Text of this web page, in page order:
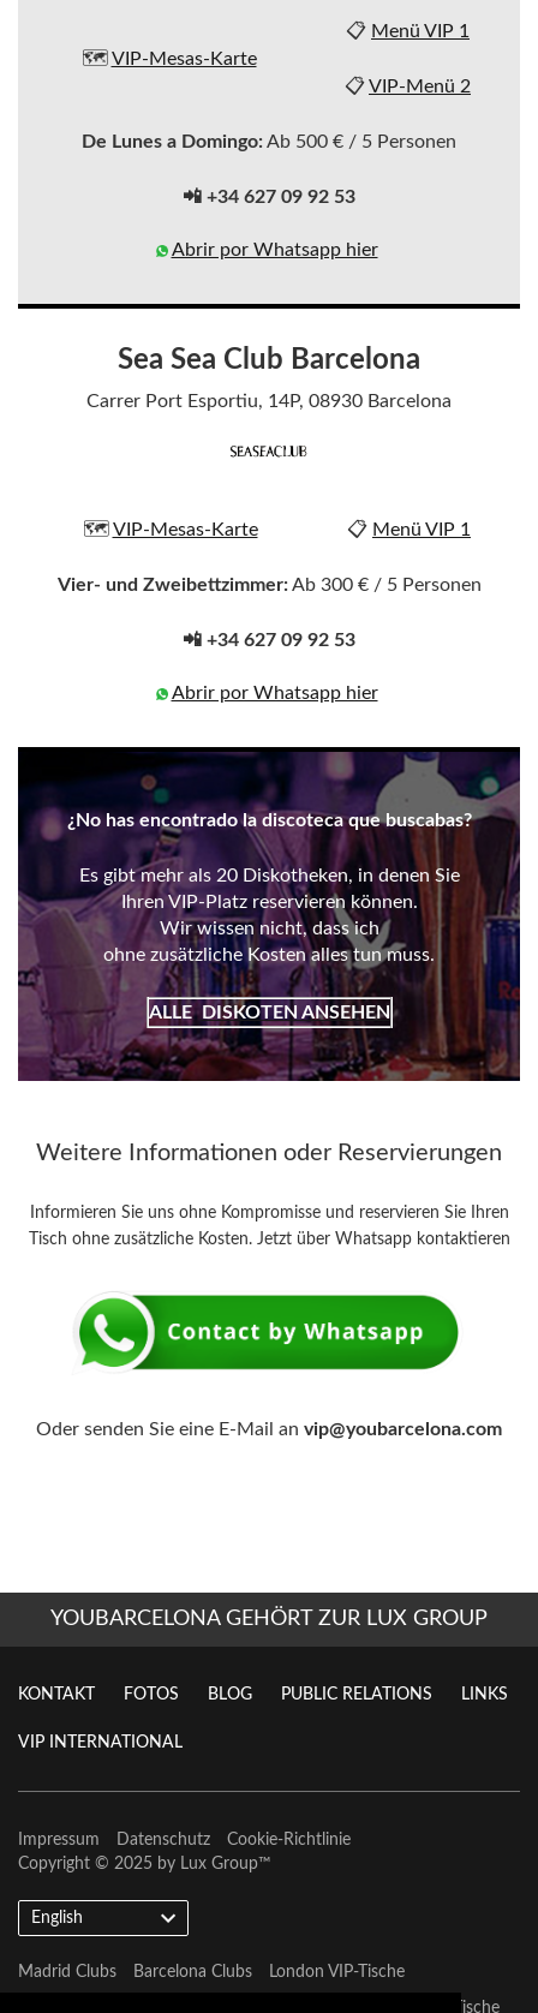
🗺️ VIP-Mesas-Karte
📋 Menü VIP 1
📋VIP-Menü 2
De Lunes a Domingo:Ab 500 € / 5 Personen
📲 +34 627 09 92 53
Abrir por Whatsapp hier
Sea Sea Club Barcelona
Carrer Port Esportiu, 14P, 08930 Barcelona
🗺️ VIP-Mesas-Karte 📋 Menü VIP 1
Vier- und Zweibettzimmer:Ab 300 € / 5 Personen
📲 +34 627 09 92 53
Abrir por Whatsapp hier
¿No has encontrado la discoteca que buscabas?
Es gibt mehr als 20 Diskotheken, in denen Sie
Ihren VIP-Platz reservieren können.
Wir wissen nicht, dass ich
ohne zusätzliche Kosten alles tun muss.
ALLE DISKOTEN ANSEHEN
Weitere Informationen oder Reservierungen
Informieren Sie uns ohne Kompromisse und reservieren Sie Ihren
Tisch ohne zusätzliche Kosten. Jetzt über Whatsapp kontaktieren
Oder senden Sie eine E-Mail an vip@youbarcelona.com
YOUBARCELONA GEHÖRT ZUR LUX GROUP
KONTAKT FOTOS BLOG PUBLIC RELATIONS LINKS
VIP INTERNATIONAL
Impressum Datenschutz
Cookie-Richtlinie
Copyright © 2025 by Lux Group™
English
Madrid Clubs Barcelona Clubs London VIP-Tische
Las Vegas VIP-Tische